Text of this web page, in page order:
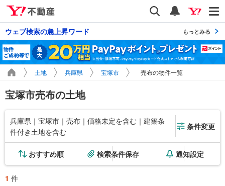
検索
通知
ウェブ検索の急上昇ワード
もっとみる
土地 兵庫県 宝塚市 売布の物件一覧
宝塚市売布の土地
兵庫県｜宝塚市｜売布｜価格未定を含む｜建築条
件付き土地を含む
条件変更
おすすめ順 検索条件保存 通知設定
1 件